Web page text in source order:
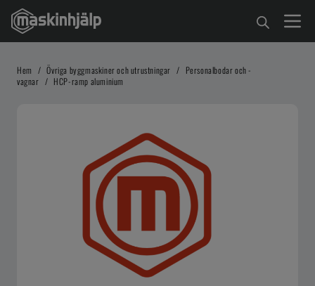
Hem / Övriga byggmaskiner och utrustningar / Personalbodar och -
vagnar / HCP-ramp aluminium